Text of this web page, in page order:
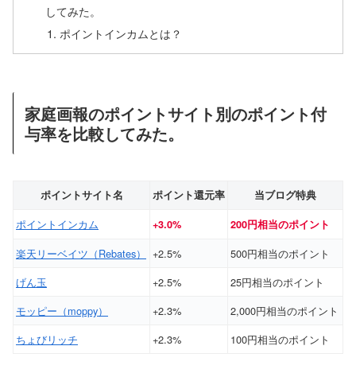
してみた。
ポイントインカムとは？
家庭画報のポイントサイト別のポイント付
与率を比較してみた。
ポイントサイト名 ポイント還元率 当ブログ特典
ポイントインカム +3.0% 200円相当のポイント
楽天リーベイツ（Rebates） +2.5%
500円相当のポイント
げん玉
+2.5%
25円相当のポイント
モッピー（moppy）
+2.3%
2,000円相当のポイント
ちょびリッチ
+2.3% 100円相当のポイント